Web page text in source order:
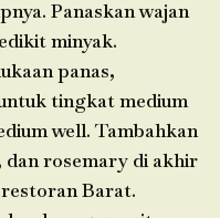
Panaskan wajan
minyak.
panas,
tingkat medium
well. Tambahkan
rosemary di akhir
Barat.